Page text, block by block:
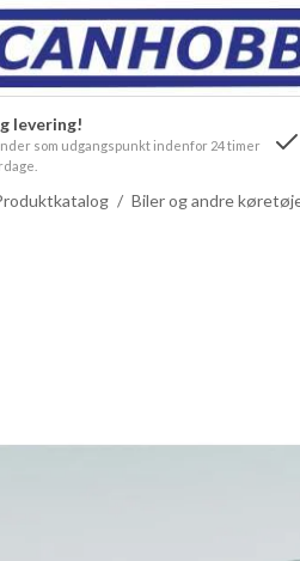
levering!
som udgangspunkt indenfor 24 timer
/ Biler og andre